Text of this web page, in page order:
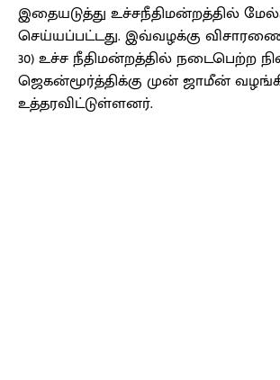
இதையடுத்து உச்சநீதிமன்றத்தில்
செய்யப்பட்டது. இவ்வழக்கு
30) உச்ச நீதிமன்றத்தில் நடைபெற்ற
ஜெகன்மூர்த்திக்கு முன் ஜாமீன்
உத்தரவிட்டுள்ளனர்.